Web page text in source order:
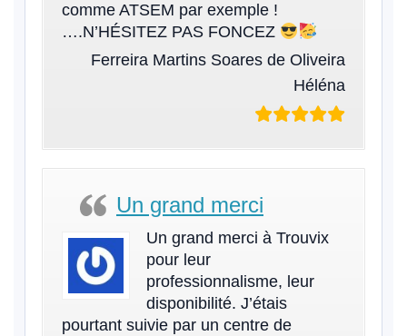
comme ATSEM par exemple !
….N’HÉSITEZ PAS FONCEZ
Ferreira Martins Soares de Oliveira
Héléna
Un grand merci
Un grand merci à Trouvix
pour leur
professionnalisme, leur
disponibilité. J’étais
pourtant suivie par un centre de